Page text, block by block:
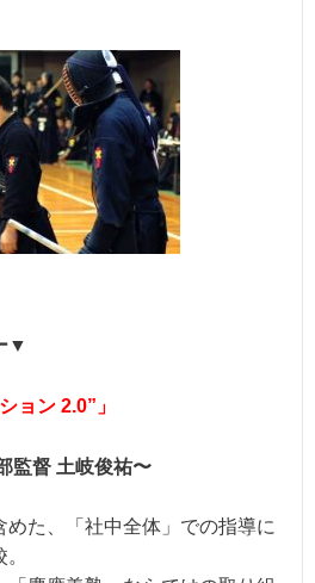
▼
ョン 2.0”」
監督 土岐俊祐〜
た、「社中全体」での指導に